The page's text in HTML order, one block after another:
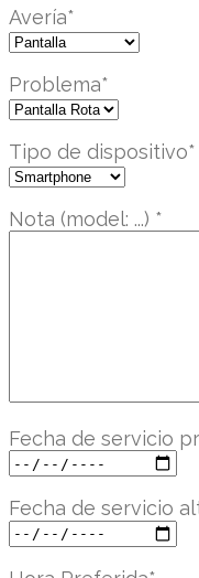
Avería*
Problema*
Tipo de dispositivo*
Nota (model: ...) *
Fecha de servicio
Fecha de servicio